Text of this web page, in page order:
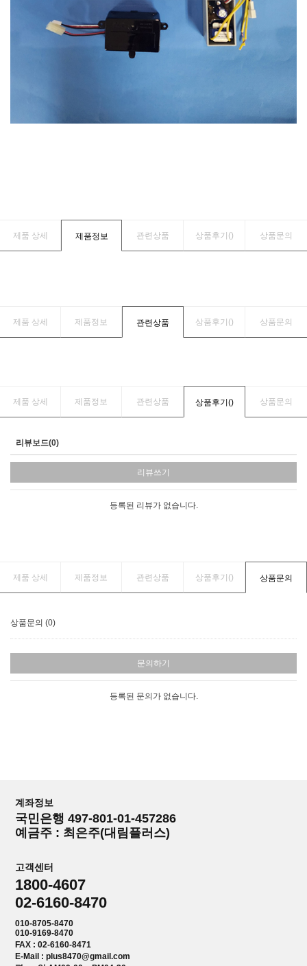
제품 상세 제품정보 관련상품 상품후기() 상품문의
제품 상세 제품정보 관련상품 상품후기() 상품문의
제품 상세 제품정보 관련상품 상품후기() 상품문의
리뷰보드(0)
리뷰쓰기
등록된 리뷰가 없습니다.
제품 상세 제품정보 관련상품 상품후기() 상품문의
상품문의 (0)
문의하기
등록된 문의가 없습니다.
계좌정보
국민은행 497-801-01-457286
예금주 : 최은주(대림플러스)
고객센터
1800-4607
02-6160-8470
010-8705-8470
010-9169-8470
FAX : 02-6160-8471
E-Mail : plus8470@gmail.com